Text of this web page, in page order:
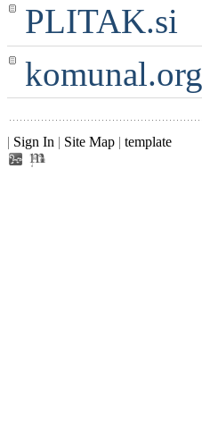
PLITAK.si
komunal.org
| Sign In | Site Map | template